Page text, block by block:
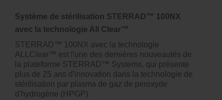
Système de stérilisation STERRAD™ 100NX
avec la technologie All Clear™
STERRAD™ 100NX avec la technologie
ALLClear™ est l'une des dernières nouveautés de
la plateforme STERRAD™ Systems, qui présente
plus de 25 ans d'innovation dans la technologie de
stérilisation par plasma de gaz de peroxyde
d'hydrogène (HPGP).